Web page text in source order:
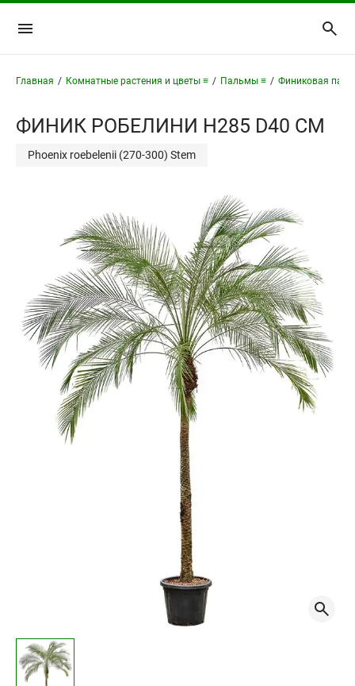
Главная / Комнатные растения и цветы ≡ / Пальмы ≡ / Финиковая
ФИНИК РОБЕЛИНИ H285 D40 СМ
Phoenix roebelenii (270-300) Stem